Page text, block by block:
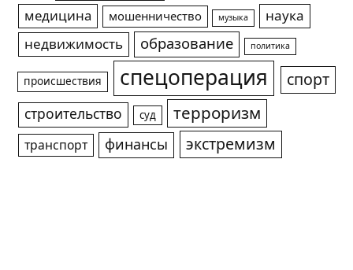
медицина
мошенничество музыка
наука
недвижимость
образование политика
происшествия спецоперация спорт
строительство суд терроризм
транспорт финансы экстремизм